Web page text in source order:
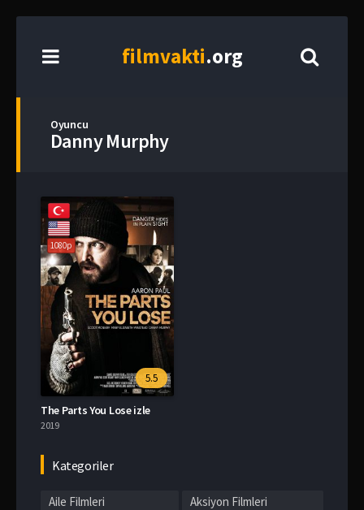
filmvakti.org
Oyuncu
Danny Murphy
1080p
5.5
The Parts You Lose izle
2019
Kategoriler
Aile Filmleri
Aksiyon Filmleri